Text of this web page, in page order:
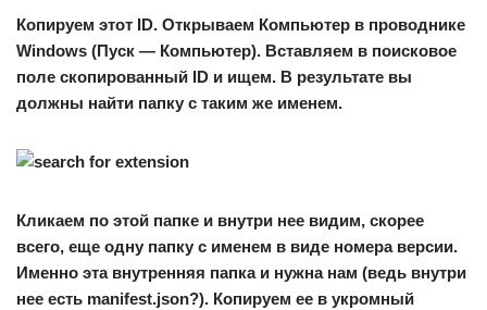
Копируем этот ID. Открываем Компьютер в проводнике
Windows (Пуск — Компьютер). Вставляем в поисковое
поле скопированный ID и ищем. В результате вы
должны найти папку с таким же именем.
Кликаем по этой папке и внутри нее видим, скорее
всего, еще одну папку с именем в виде номера версии.
Именно эта внутренняя папка и нужна нам (ведь внутри
нее есть manifest.json?). Копируем ее в укромный